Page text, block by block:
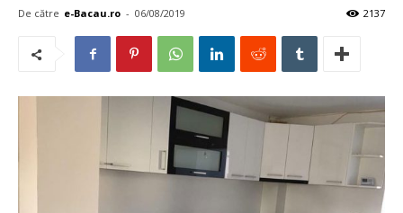
De către e-Bacau.ro - 06/08/2019 2137